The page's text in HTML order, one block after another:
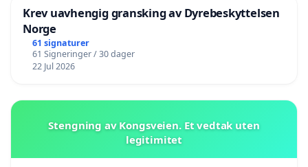
Krev uavhengig gransking av Dyrebeskyttelsen
Norge
61 signaturer
61 Signeringer / 30 dager
22 Jul 2026
Stengning av Kongsveien. Et vedtak uten
legitimitet